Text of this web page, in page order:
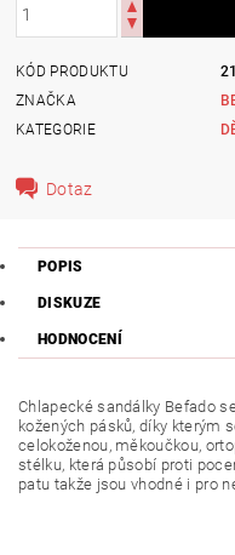
KÓD PRODUKTU
ZNAČKA
KATEGORIE
Dotaz
POPIS
DISKUZE
HODNOCENÍ
Chlapecké sandálky Befado
kožených pásků, díky kterým
celokoženou, měkoučkou,
stélku, která působí proti
patu takže jsou vhodné i pro